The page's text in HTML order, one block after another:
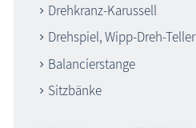
Drehkranz-Karussell
Drehspiel, Wipp-Dreh-Teller
Balancierstange
Sitzbänke